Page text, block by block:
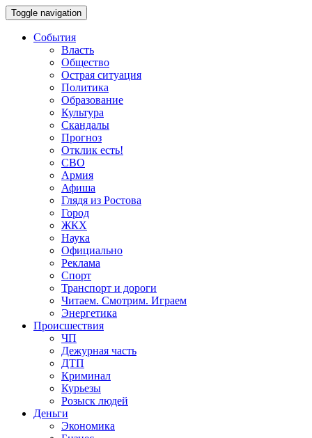
Toggle navigation
События
Власть
Общество
Острая ситуация
Политика
Образование
Культура
Скандалы
Прогноз
Отклик есть!
СВО
Армия
Афиша
Глядя из Ростова
Город
ЖКХ
Наука
Официально
Реклама
Спорт
Транспорт и дороги
Читаем. Смотрим. Играем
Энергетика
Происшествия
ЧП
Дежурная часть
ДТП
Криминал
Курьезы
Розыск людей
Деньги
Экономика